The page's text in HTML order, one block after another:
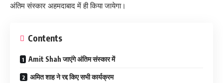
अंतिम संस्कार अहमदाबाद में ही किया जायेगा।
Contents
Amit Shah जाएंगे अंतिम संस्कार में
अमित शाह ने रद्द किए सभी कार्यक्रम